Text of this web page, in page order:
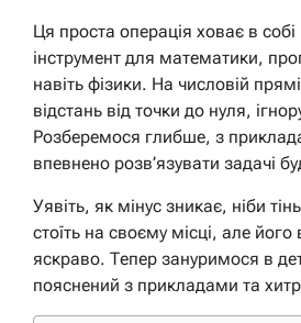
Ця проста операція ховає в
інструмент для математики,
навіть фізики. На числовій
відстань від точки до нуля,
Розберемося глибше, з
впевнено розв’язувати задачі
Уявіть, як мінус зникає, ніби
стоїть на своєму місці, але
яскраво. Тепер зануримося в
пояснений з прикладами та